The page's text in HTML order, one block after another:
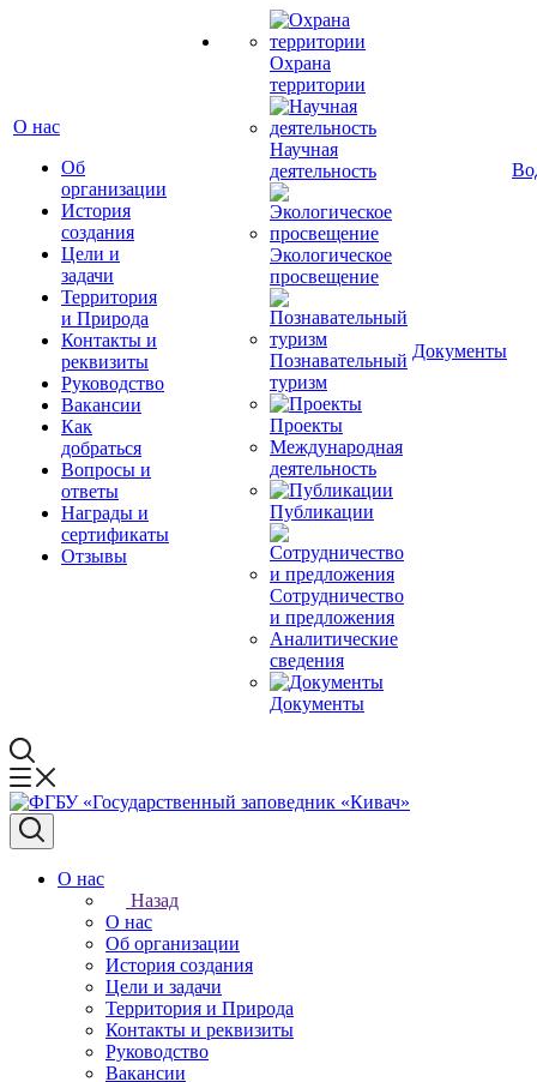
О нас
Об
организации
История
создания
Цели и
задачи
Территория
и Природа
Контакты и
реквизиты
Руководство
Вакансии
Как
добраться
Вопросы и
ответы
Награды и
сертификаты
Отзывы
Охрана
территории
Научная
деятельность
Экологическое
просвещение
Познавательный
туризм
Проекты
Международная
деятельность
Публикации
Сотрудничество
и предложения
Аналитические
сведения
Документы
Документы
О нас
Назад
О нас
Об организации
История создания
Цели и задачи
Территория и Природа
Контакты и реквизиты
Руководство
Вакансии